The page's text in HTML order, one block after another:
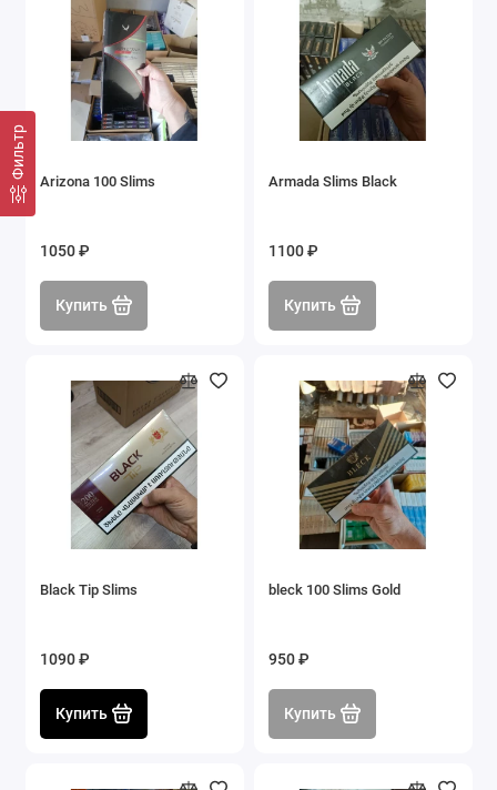
Фильтр
Arizona 100 Slims
1050 ₽
Купить
Armada Slims Black
1100 ₽
Купить
Black Tip Slims
1090 ₽
Купить
bleck 100 Slims Gold
950 ₽
Купить